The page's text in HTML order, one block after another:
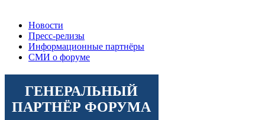
Новости
Пресс-релизы
Информационные партнёры
СМИ о форуме
ГЕНЕРАЛЬНЫЙ
ПАРТНЁР ФОРУМА